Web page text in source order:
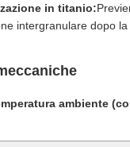
in titanio:
intergranulare dopo la
ambiente